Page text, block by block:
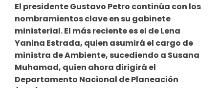
El presidente Gustavo Petro continúa con los
nombramientos clave en su gabinete
ministerial. El más reciente es el de Lena
Yanina Estrada, quien asumirá el cargo de
ministra de Ambiente, sucediendo a Susana
Muhamad, quien ahora dirigirá el
Departamento Nacional de Planeación